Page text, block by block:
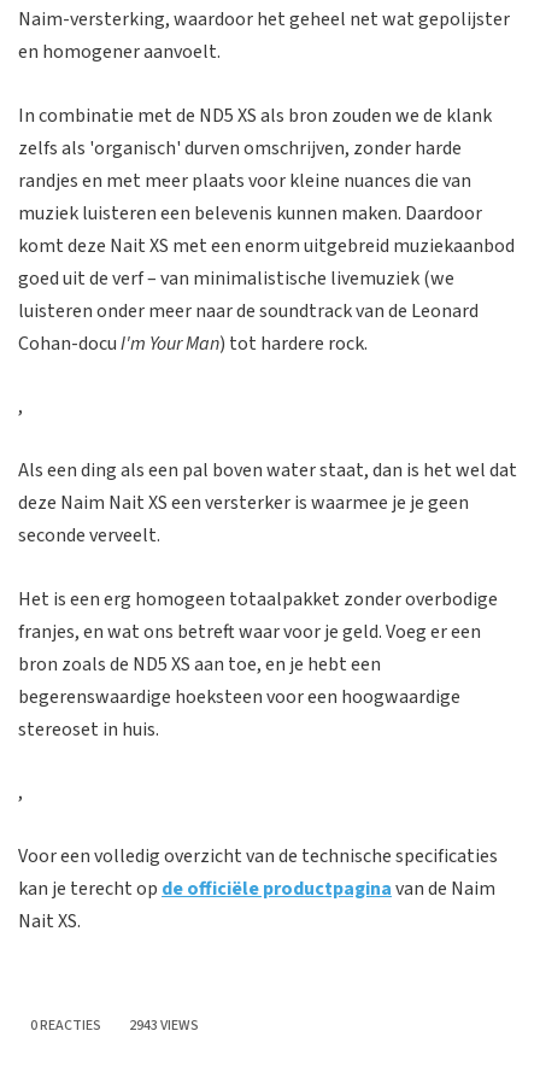
Naim-versterking, waardoor het geheel net wat gepolijster
en homogener aanvoelt.
In combinatie met de ND5 XS als bron zouden we de klank
zelfs als 'organisch' durven omschrijven, zonder harde
randjes en met meer plaats voor kleine nuances die van
muziek luisteren een belevenis kunnen maken. Daardoor
komt deze Nait XS met een enorm uitgebreid muziekaanbod
goed uit de verf – van minimalistische livemuziek (we
luisteren onder meer naar de soundtrack van de Leonard
Cohan-docuI'm Your Man) tot hardere rock.
,
Als een ding als een pal boven water staat, dan is het wel dat
deze Naim Nait XS een versterker is waarmee je je geen
seconde verveelt.
Het is een erg homogeen totaalpakket zonder overbodige
franjes, en wat ons betreft waar voor je geld. Voeg er een
bron zoals de ND5 XS aan toe, en je hebt een
begerenswaardige hoeksteen voor een hoogwaardige
stereoset in huis.
,
Voor een volledig overzicht van de technische specificaties
kan je terecht op de officiële productpaginavan de Naim
Nait XS.
0 REACTIES 2943 VIEWS